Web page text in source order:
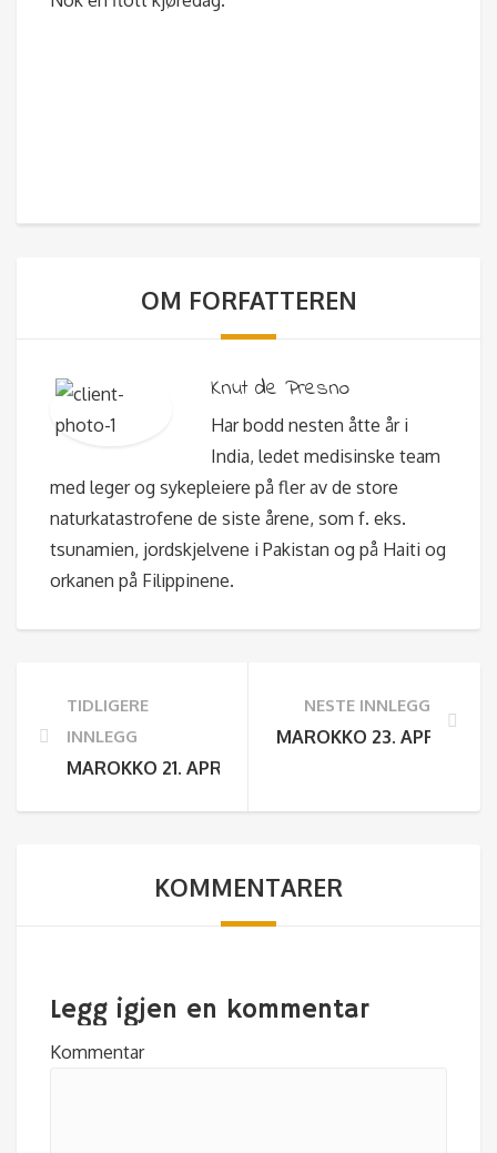
OM FORFATTEREN
Knut de Presno
Har bodd nesten åtte år i
India, ledet medisinske team
med leger og sykepleiere på fler av de store
naturkatastrofene de siste årene, som f. eks.
tsunamien, jordskjelvene i Pakistan og på Haiti og
orkanen på Filippinene.
TIDLIGERE
INNLEGG
MAROKKO 21. APRIL 2022 DAG 2
NESTE INNLEGG
MAROKKO 23. APRIL
KOMMENTARER
Legg igjen en kommentar
Kommentar